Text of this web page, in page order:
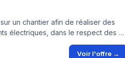
un chantier afin de réaliser des
électriques, dans le respect des …
Voir l'offre →